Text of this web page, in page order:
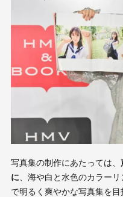
写真集の制作にあたっては、
に 、海や白と水色のカラー
で明るく爽やかな写真集を目